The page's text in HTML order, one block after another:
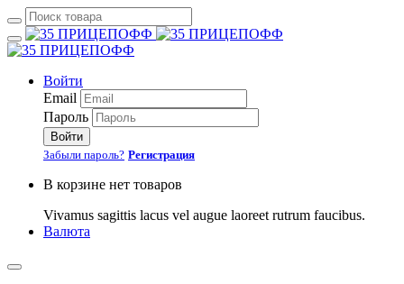
Войти
Email
Пароль
Войти
Забыли пароль? Регистрация
В корзине нет товаров
Vivamus sagittis lacus vel augue laoreet rutrum faucibus.
Валюта